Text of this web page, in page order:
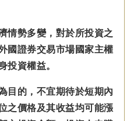
情勢多變，對於所投資之
國證券交易市場國家主權
投資權益。
目的，不宜期待於短期內
之價格及其收益均可能漲